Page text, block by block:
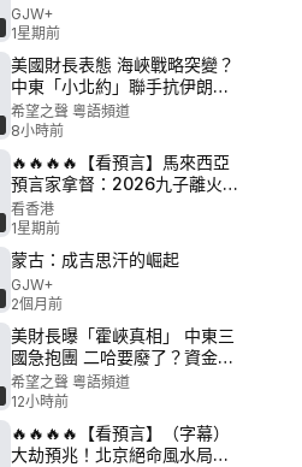
GJW+
1星期前
美國財長表態 海峽戰略突變？
中東「小北約」聯手抗伊朗
【焦點解讀】
希望之聲 粵語頻道
8小時前
🔥🔥🔥🔥【看預言】馬來西亞
預言家拿督：2026九子離火運
「三火重叠」，大調整大蕭條
大清算來到......
看香港
1星期前
蒙古：成吉思汗的崛起
GJW+
2個月前
美財長曝「霍峽真相」 中東三
國急抱團 二哈要廢了？資金外
逃再封堵！港險也難逃？【今
日頭條】
希望之聲 粵語頻道
12小時前
🔥🔥🔥🔥【看預言】（字幕）
大劫預兆！北京絕命風水局引